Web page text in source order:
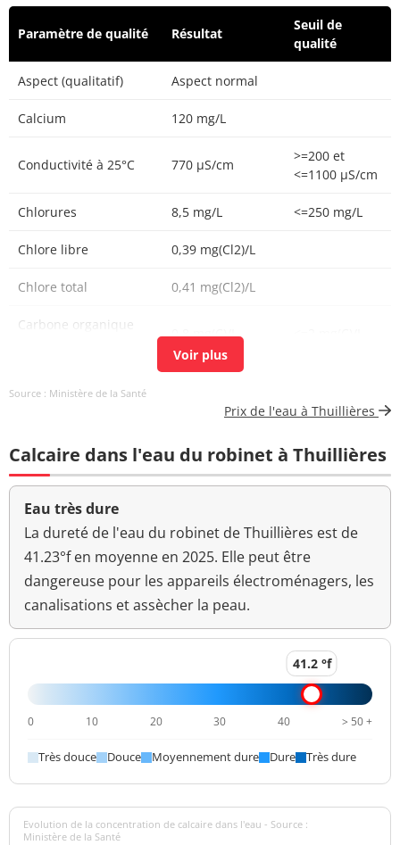
Paramètre de qualité Résultat
Seuil de
qualité
Aspect (qualitatif) Aspect normal
Calcium 120 mg/L
Conductivité à 25°C 770 µS/cm
>=200 et
<=1100 µS/cm
Chlorures 8,5 mg/L <=250 mg/L
Chlore libre 0,39 mg(Cl2)/L
Chlore total 0,41 mg(Cl2)/L
Carbone organique
0,8 mg(C)/L
Bact. aér. revivifiables
2 n/mL
Bact. aér. revivifiables
à 36°-44h
1 n/mL
Magnésium 29 mg(Mg)/L
Ammonium (en NH4) <0,05 mg/L <=0,1 mg/L
Odeur (qualitatif)
changement
unité pH
Saveur (qualitatif)
changement
anormal
Source : Ministère de la Santé
Prix de l'eau à Thuillières
Calcaire dans l'eau du robinet à Thuillières
Eau très dure
La dureté de l'eau du robinet de Thuillières est de
41.23°f en moyenne en 2025. Elle peut être
dangereuse pour les appareils électroménagers, les
canalisations et assècher la peau.
41.2 °f
0 10 20 30 40 > 50 +
Très douce Douce Moyennement dure Dure Très dure
Evolution de la concentration de calcaire dans l'eau - Source :
Ministère de la Santé